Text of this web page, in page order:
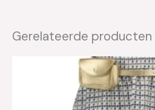
Gerelateerde producten